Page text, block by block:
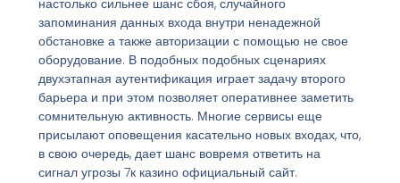
настолько сильнее шанс сбоя, случайного
запоминания данных входа внутри ненадежной
обстановке а также авторизации с помощью не свое
оборудование. В подобных подобных сценариях
двухэтапная аутентификация играет задачу второго
барьера и при этом позволяет оперативнее заметить
сомнительную активность. Многие сервисы еще
присылают оповещения касательно новых входах, что,
в свою очередь, дает шанс вовремя ответить на
сигнал угрозы 7к казино официальный сайт.